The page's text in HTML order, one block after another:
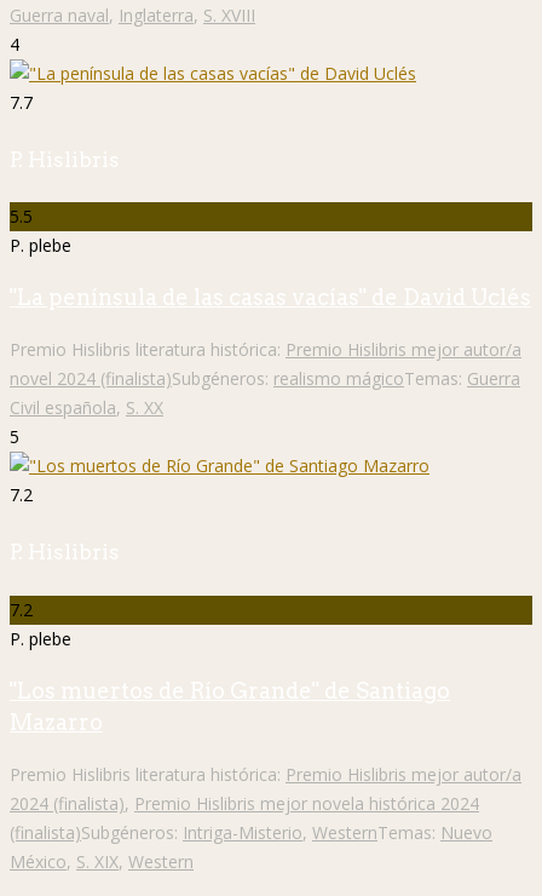
Guerra naval, Inglaterra, S. XVIII
4
7.7
P. Hislibris
5.5
P. plebe
"La península de las casas vacías" de David Uclés
Premio Hislibris literatura histórica: Premio Hislibris mejor autor/a
novel 2024 (finalista)Subgéneros: realismo mágicoTemas: Guerra
Civil española, S. XX
5
7.2
P. Hislibris
7.2
P. plebe
"Los muertos de Río Grande" de Santiago
Mazarro
Premio Hislibris literatura histórica: Premio Hislibris mejor autor/a
2024 (finalista), Premio Hislibris mejor novela histórica 2024
(finalista)Subgéneros: Intriga-Misterio, WesternTemas: Nuevo
México, S. XIX, Western